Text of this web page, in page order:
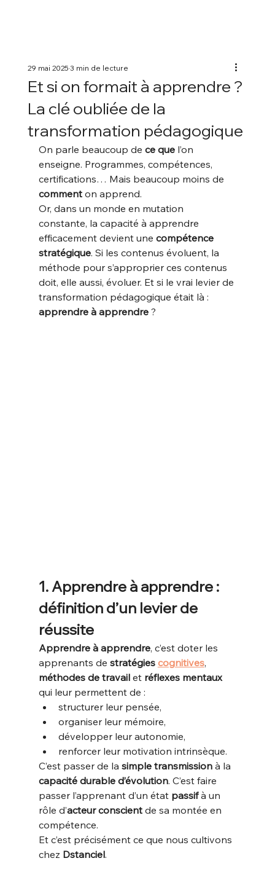
Et si on formait à apprendre ?
La clé oubliée de la
transformation pédagogique
29 mai 20253 min de lecture
On parle beaucoup de ce que l’on
enseigne. Programmes, compétences,
certifications… Mais beaucoup moins de
comment on apprend.
Or, dans un monde en mutation
constante, la capacité à apprendre
efficacement devient une compétence
stratégique. Si les contenus évoluent, la
méthode pour s’approprier ces contenus
doit, elle aussi, évoluer. Et si le vrai levier de
transformation pédagogique était là :
apprendre à apprendre ?
1. Apprendre à apprendre :
définition d’un levier de
réussite
Apprendre à apprendre, c’est doter les
apprenants de stratégies cognitives,
méthodes de travail et réflexes mentaux
qui leur permettent de :
structurer leur pensée,
organiser leur mémoire,
développer leur autonomie,
renforcer leur motivation intrinsèque.
C’est passer de la simple transmission à la
capacité durable d’évolution. C’est faire
passer l’apprenant d’un état passif à un
rôle d’acteur conscient de sa montée en
compétence.
Et c’est précisément ce que nous cultivons
chez Dstanciel.